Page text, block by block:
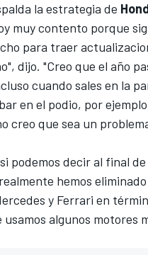
la estrategia de
muy contento porque
para traer
dijo. "Creo que el año
cuando sales en la
en el podio, por
creo que sea un
podemos decir al final de
hemos eliminado
y Ferrari en
algunos motores